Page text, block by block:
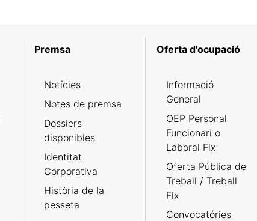
Premsa
Notícies
Notes de premsa
Dossiers
disponibles
Identitat
Corporativa
Història de la
pesseta
Oferta d'ocupació
Informació
General
OEP Personal
Funcionari o
Laboral Fix
Oferta Pública de
Treball / Treball
Fix
Convocatóries